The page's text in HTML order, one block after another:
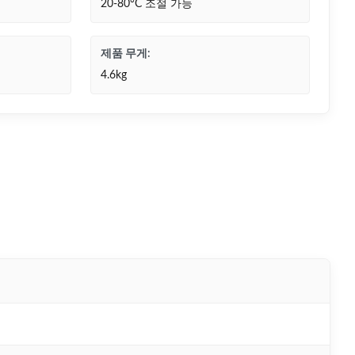
20-80°C 조절 가능
제품 무게:
4.6kg